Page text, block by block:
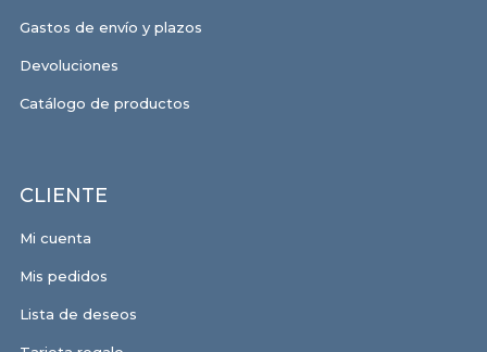
Gastos de envío y plazos
Devoluciones
Catálogo de productos
CLIENTE
Mi cuenta
Mis pedidos
Lista de deseos